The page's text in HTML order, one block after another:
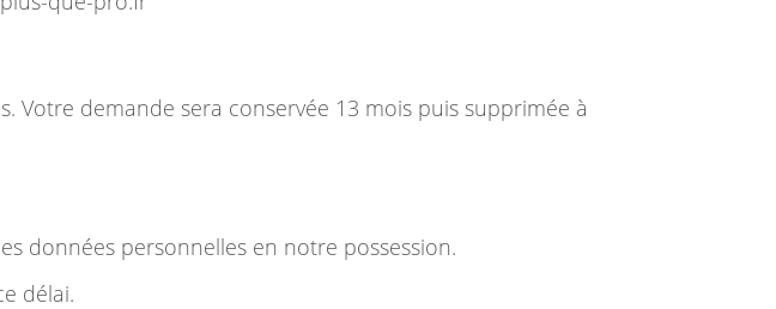
Votre demande sera conservée 13 mois puis supprimée à
données personnelles en notre possession.
délai.